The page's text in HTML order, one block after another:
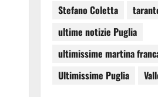
Stefano Coletta
ultime notizie Puglia
ultimissime martina
Ultimissime Puglia